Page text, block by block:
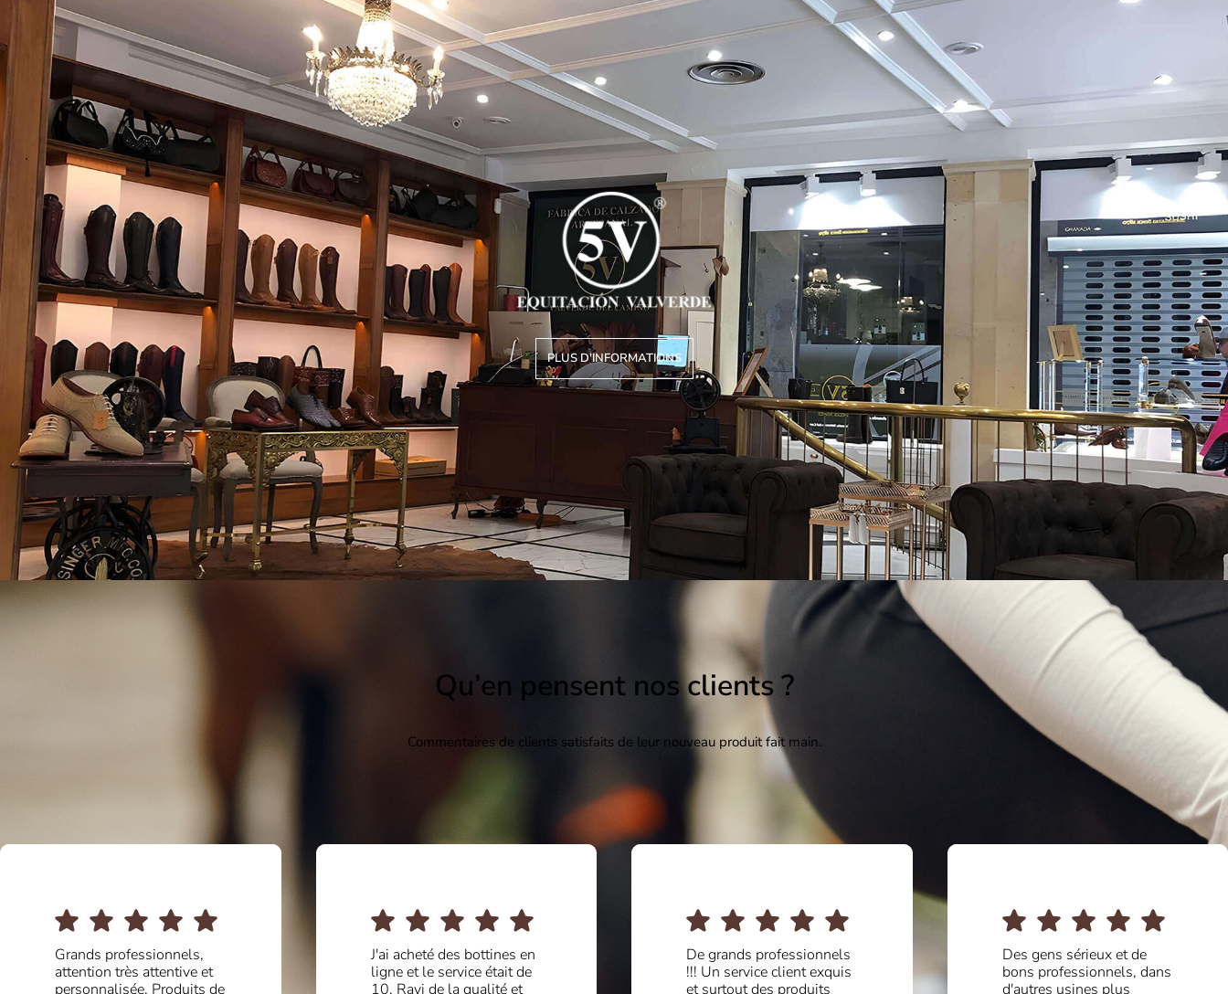
PLUS D'INFORMATIONS
Qu’en pensent nos clients ?
Commentaires de clients satisfaits de leur nouveau produit fait main.
J'ai acheté des bottines en
ligne et le service était de
10. Ravi de la qualité et
De grands professionnels
!!! Un service client exquis
et surtout des produits
Des gens sérieux et de
bons professionnels, dans
d'autres usines plus
Qualité fantastique et
beau design. Équipe très
professionnelle et très à